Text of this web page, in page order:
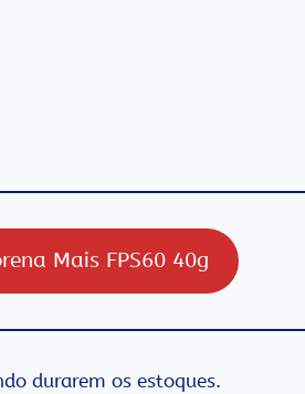
Mais FPS60 40g
durarem os estoques.